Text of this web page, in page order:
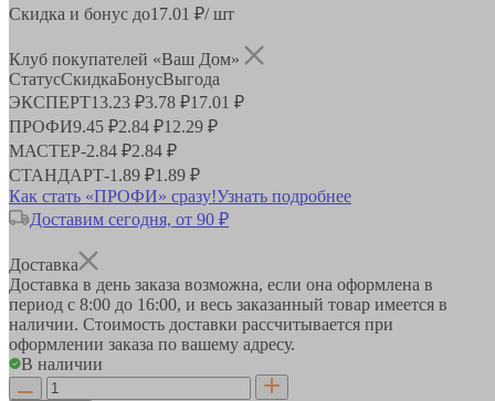
Скидка и бонус до17.01 ₽/ шт
Клуб покупателей «Ваш Дом»
СтатусСкидкаБонусВыгода
ЭКСПЕРТ13.23 ₽3.78 ₽17.01 ₽
ПРОФИ9.45 ₽2.84 ₽12.29 ₽
МАСТЕР-2.84 ₽2.84 ₽
СТАНДАРТ-1.89 ₽1.89 ₽
Как стать «ПРОФИ» сразу!Узнать подробнее
Доставим сегодня, от 90 ₽
Доставка
Доставка в день заказа возможна, если она оформлена в
период с 8:00 до 16:00, и весь заказанный товар имеется в
наличии. Стоимость доставки рассчитывается при
оформлении заказа по вашему адресу.
В наличии